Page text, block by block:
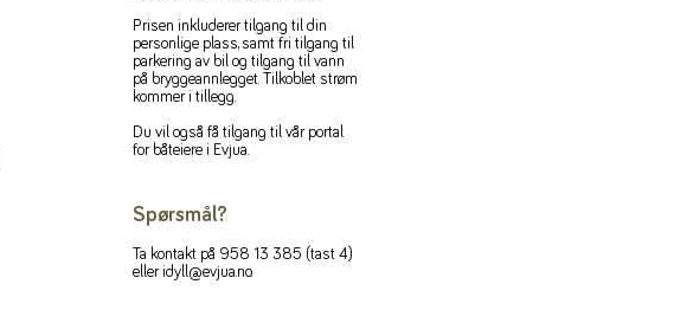
Prisen inkluderer tilgang til din
personlige plass, samt fri tilgang til
parkering av bil og tilgang til vann
på bryggeannlegget. Tilkoblet strøm
kommer i tillegg.
Du vil også få tilgang til vår portal
for båteiere i Evjua.
Spørsmål?
Ta kontakt på 958 13 385 (tast 4)
eller idyll@evjua.no.